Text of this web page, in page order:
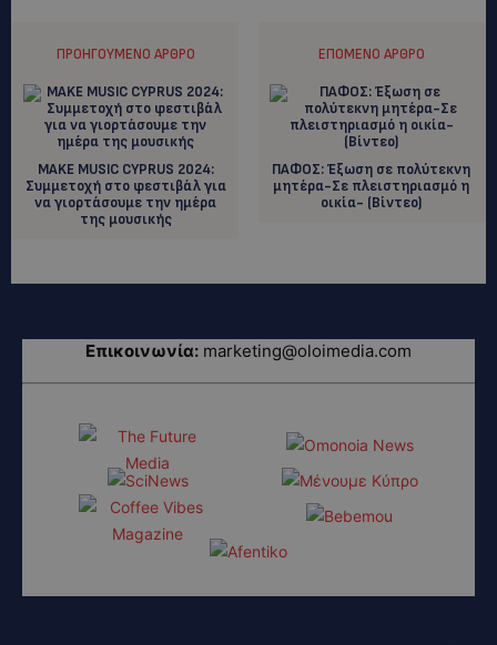
ΠΡΟΗΓΟΎΜΕΝΟ ΆΡΘΡΟ
MAKE MUSIC CYPRUS 2024:
Συμμετοχή στο φεστιβάλ για
να γιορτάσουμε την ημέρα
της μουσικής
ΕΠΌΜΕΝΟ ΆΡΘΡΟ
ΠΑΦΟΣ: Έξωση σε πολύτεκνη
μητέρα-Σε πλειστηριασμό η
οικία- (Βίντεο)
Επικοινωνία: marketing@oloimedia.com